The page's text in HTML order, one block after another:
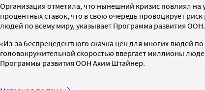
Организация отметила, что нынешний кризис повлиял на
процентных ставок, что в свою очередь провоцирует
людей по всему миру, указывает Программа развития ООН.
«Из-за беспрецедентного скачка цен для многих людей
головокружительной скоростью ввергает миллионы
Программы развития ООН Ахим Штайнер.